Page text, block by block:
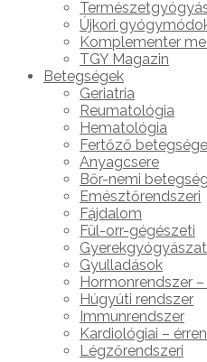
Újkori
Komplementer
TGY Magazin
Betegségek
Geriatria
Reumatológia
Hematológia
Fertőző
Anyagcsere
Bőr-nemi
Emésztőrendszeri
Fájdalom
Fül-orr-gégészeti
Gyerekgyógyászat
Gyulladások
Hormonrendszer
Húgyúti rendszer
Immunrendszer
Kardiológiai –
Légzőrendszeri